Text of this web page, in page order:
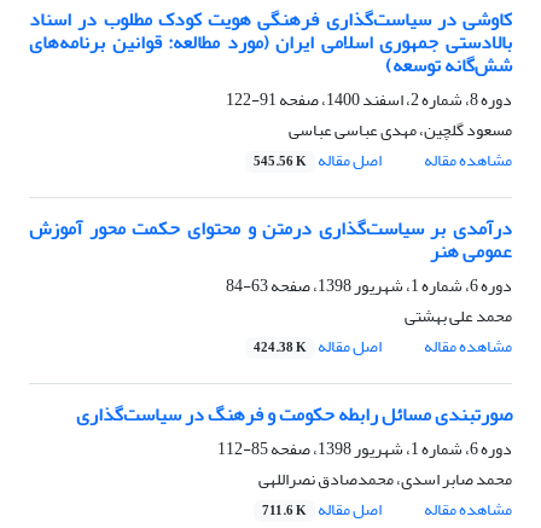
کاوشی در سیاست‌گذاری فرهنگی هویت کودک مطلوب در اسناد
بالادستی جمهوری اسلامی ایران (مورد مطالعه: قوانین برنامه‌های
شش‌گانه توسعه)
دوره 8، شماره 2، اسفند 1400، صفحه
91-122
مسعود گلچین، مهدی عباسی عباسی
مشاهده مقاله
اصل مقاله 545.56 K
درآمدی بر سیاست‌گذاری درمتن و محتوای حکمت محور آموزش
عمومی هنر
دوره 6، شماره 1، شهریور 1398، صفحه
63-84
محمد علی بهشتی
مشاهده مقاله
اصل مقاله 424.38 K
صورتبندی مسائل رابطه حکومت و فرهنگ در سیاست‌گذاری
دوره 6، شماره 1، شهریور 1398، صفحه
85-112
محمد صابر اسدی، محمدصادق نصراللهی
مشاهده مقاله
اصل مقاله 711.6 K